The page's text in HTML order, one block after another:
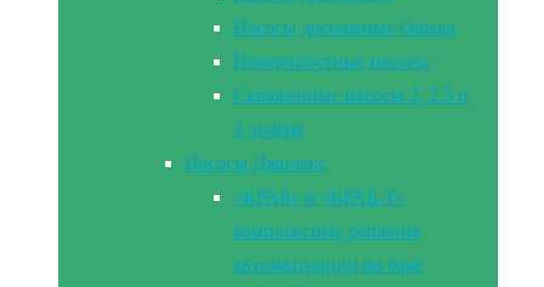
Насосы дренажные Omega
Поверхностные насосы
Скваженные насосы 2, 2.5 и
3 дюйма
Насосы Джилекс
«КРАБ» и «КРАБ-Т»
комплексные решения
автоматизации на баке